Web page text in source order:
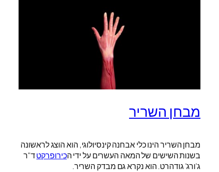
מבחן השריר
מבחן השריר הינו כלי אבחנה קינסיולוגי, הוא הוצג לראשונה
בשנות השישים של המאה העשרים על ידי הכירופרקטד"ר
ג'ורג' גודהרט. הוא נקרא גם מבדק השריר.